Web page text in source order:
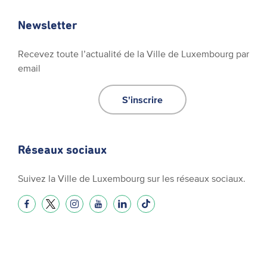
Newsletter
Recevez toute l’actualité de la Ville de Luxembourg par
email
S'inscrire
Réseaux sociaux
Suivez la Ville de Luxembourg sur les réseaux sociaux.